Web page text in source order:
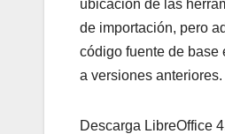
ubicación de las
de importación, pero
código fuente de base
a versiones anteriores.
Descarga LibreOffice